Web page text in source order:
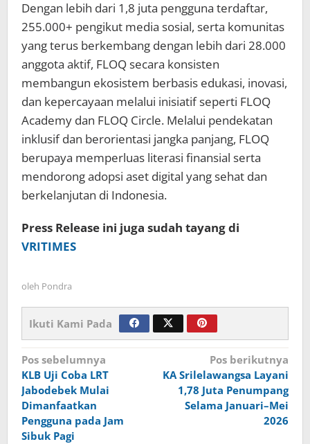
Dengan lebih dari 1,8 juta pengguna terdaftar,
255.000+ pengikut media sosial, serta komunitas
yang terus berkembang dengan lebih dari 28.000
anggota aktif, FLOQ secara konsisten
membangun ekosistem berbasis edukasi, inovasi,
dan kepercayaan melalui inisiatif seperti FLOQ
Academy dan FLOQ Circle. Melalui pendekatan
inklusif dan berorientasi jangka panjang, FLOQ
berupaya memperluas literasi finansial serta
mendorong adopsi aset digital yang sehat dan
berkelanjutan di Indonesia.
Press Release ini juga sudah tayang di
VRITIMES
oleh Pondra
Ikuti Kami Pada
Navigasi
pos
Pos sebelumnya
KLB Uji Coba LRT
Jabodebek Mulai
Dimanfaatkan
Pengguna pada Jam
Sibuk Pagi
Pos berikutnya
KA Srilelawangsa Layani
1,78 Juta Penumpang
Selama Januari–Mei
2026